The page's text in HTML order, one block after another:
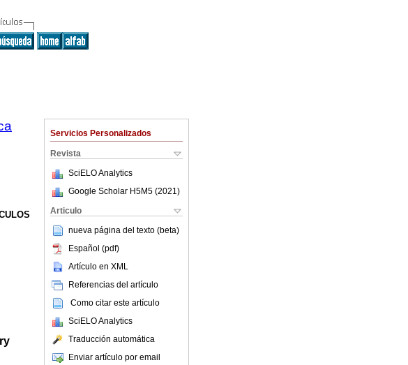
Servicios Personalizados
Revista
SciELO Analytics
Google Scholar H5M5 (2021 )
Articulo
nueva página del texto (beta)
Español (pdf)
Artículo en XML
Referencias del artículo
Como citar este artículo
SciELO Analytics
Traducción automática
Enviar artículo por email